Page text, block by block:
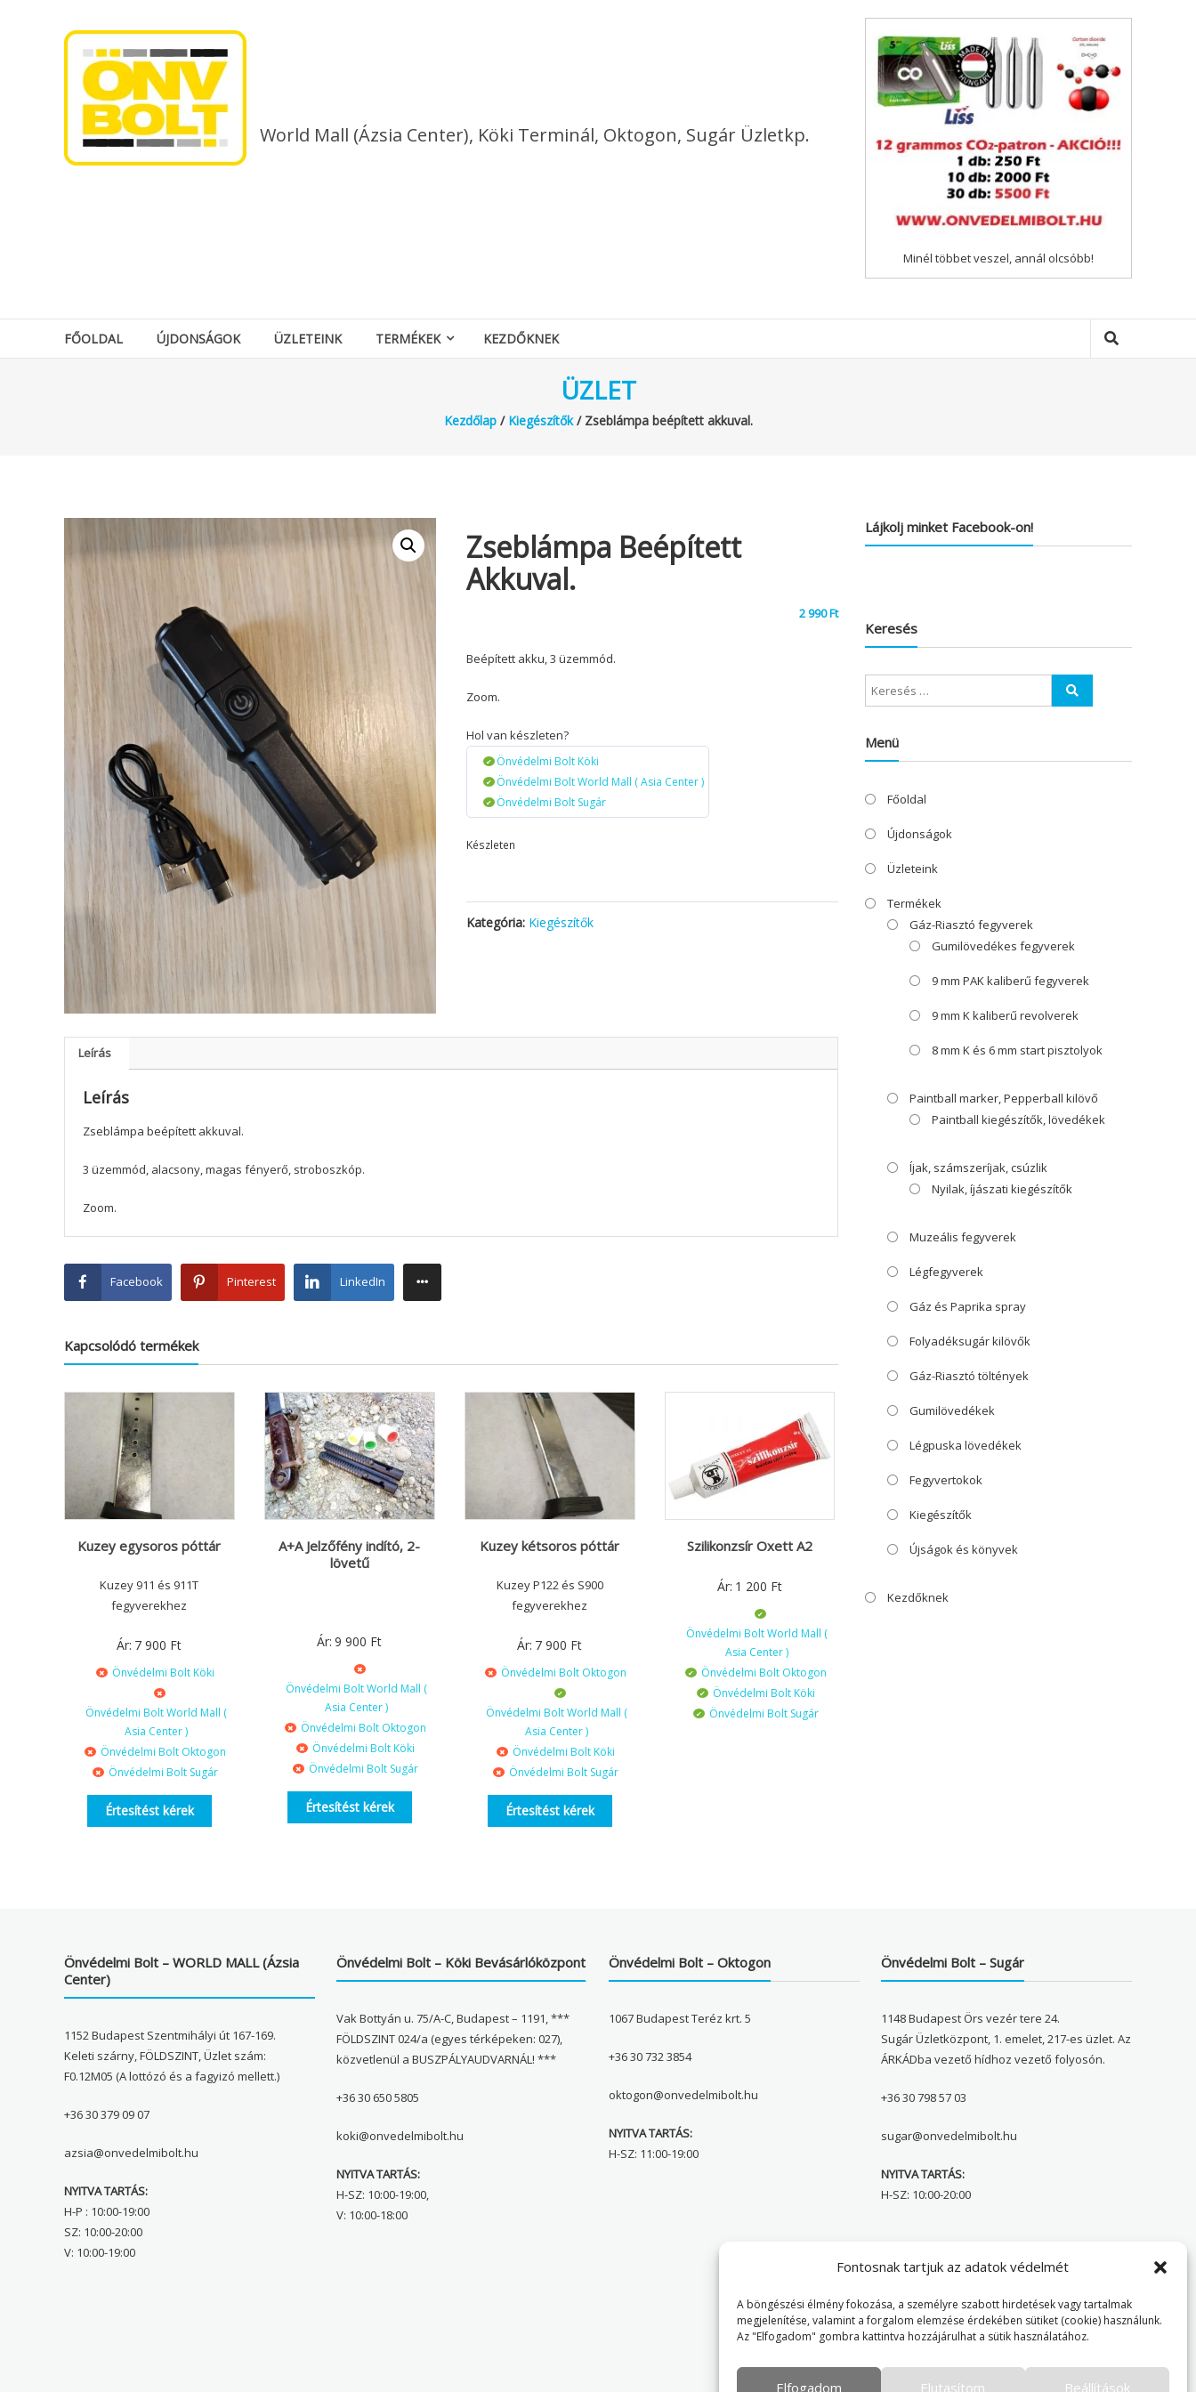
Fontosnak tartjuk az adatok védelmét
A böngészési élmény fokozása, a személyre szabott hirdetések vagy tartalmak
megjelenítése, valamint a forgalom elemzése érdekében sütiket (cookie) használunk.
Az "Elfogadom" gombra kattintva hozzájárulhat a sütik használatához.
Elfogadom Elutasítom Beállítások
World Mall (Ázsia Center), Köki Terminál, Oktogon, Sugár Üzletkp.
Minél többet veszel, annál olcsóbb!
FŐOLDAL ÚJDONSÁGOK ÜZLETEINK TERMÉKEK KEZDŐKNEK
ÜZLET
Kezdőlap/ Kiegészítők/ Zseblámpa beépített akkuval.
Zseblámpa Beépített
Akkuval.
2 990Ft
Beépített akku, 3 üzemmód.
Zoom.
Hol van készleten?
Önvédelmi Bolt Köki
Önvédelmi Bolt World Mall ( Asia Center )
Önvédelmi Bolt Sugár
Készleten
Kategória: Kiegészítők
Leírás
Leírás
Zseblámpa beépített akkuval.
3 üzemmód, alacsony, magas fényerő, stroboszkóp.
Zoom.
Facebook Pinterest LinkedIn
Kapcsolódó termékek
Kuzey egysoros póttár
Kuzey 911 és 911T
fegyverekhez
Ár: 7 900 Ft
Önvédelmi Bolt Köki
Önvédelmi Bolt World Mall (
Asia Center )
Önvédelmi Bolt Oktogon
Önvédelmi Bolt Sugár
Értesítést kérek
A+A Jelzőfény indító, 2-
lövetű
Ár: 9 900 Ft
Önvédelmi Bolt World Mall (
Asia Center )
Önvédelmi Bolt Oktogon
Önvédelmi Bolt Köki
Önvédelmi Bolt Sugár
Értesítést kérek
Kuzey kétsoros póttár
Kuzey P122 és S900
fegyverekhez
Ár: 7 900 Ft
Önvédelmi Bolt Oktogon
Önvédelmi Bolt World Mall (
Asia Center )
Önvédelmi Bolt Köki
Önvédelmi Bolt Sugár
Értesítést kérek
Szilikonzsír Oxett A2
Ár: 1 200 Ft
Önvédelmi Bolt World Mall (
Asia Center )
Önvédelmi Bolt Oktogon
Önvédelmi Bolt Köki
Önvédelmi Bolt Sugár
Lájkolj minket Facebook-on!
Keresés
Menü
Főoldal
Újdonságok
Üzleteink
Termékek
Gáz-Riasztó fegyverek
Gumilövedékes fegyverek
9 mm PAK kaliberű fegyverek
9 mm K kaliberű revolverek
8 mm K és 6 mm start pisztolyok
Paintball marker, Pepperball kilövő
Paintball kiegészítők, lövedékek
Íjak, számszeríjak, csúzlik
Nyilak, íjászati kiegészítők
Muzeális fegyverek
Légfegyverek
Gáz és Paprika spray
Folyadéksugár kilövők
Gáz-Riasztó töltények
Gumilövedékek
Légpuska lövedékek
Fegyvertokok
Kiegészítők
Újságok és könyvek
Kezdőknek
Önvédelmi Bolt – WORLD MALL (Ázsia
Center)
1152 Budapest Szentmihályi út 167-169.
Keleti szárny, FÖLDSZINT, Üzlet szám:
F0.12M05 (A lottózó és a fagyizó mellett.)
+36 30 379 09 07
azsia@onvedelmibolt.hu
NYITVA TARTÁS:
H-P : 10:00-19:00
SZ: 10:00-20:00
V: 10:00-19:00
Önvédelmi Bolt – Köki Bevásárlóközpont
Vak Bottyán u. 75/A-C, Budapest – 1191, ***
FÖLDSZINT 024/a (egyes térképeken: 027),
közvetlenül a BUSZPÁLYAUDVARNÁL! ***
+36 30 650 5805
koki@onvedelmibolt.hu
NYITVA TARTÁS:
H-SZ: 10:00-19:00,
V: 10:00-18:00
Önvédelmi Bolt – Oktogon
1067 Budapest Teréz krt. 5
+36 30 732 3854
oktogon@onvedelmibolt.hu
NYITVA TARTÁS:
H-SZ: 11:00-19:00
Önvédelmi Bolt – Sugár
1148 Budapest Örs vezér tere 24.
Sugár Üzletközpont, 1. emelet, 217-es üzlet. Az
ÁRKÁDba vezető hídhoz vezető folyosón.
+36 30 798 57 03
sugar@onvedelmibolt.hu
NYITVA TARTÁS:
H-SZ: 10:00-20:00
Önvédelmi Bolt – Főoldal
Cookie Policy